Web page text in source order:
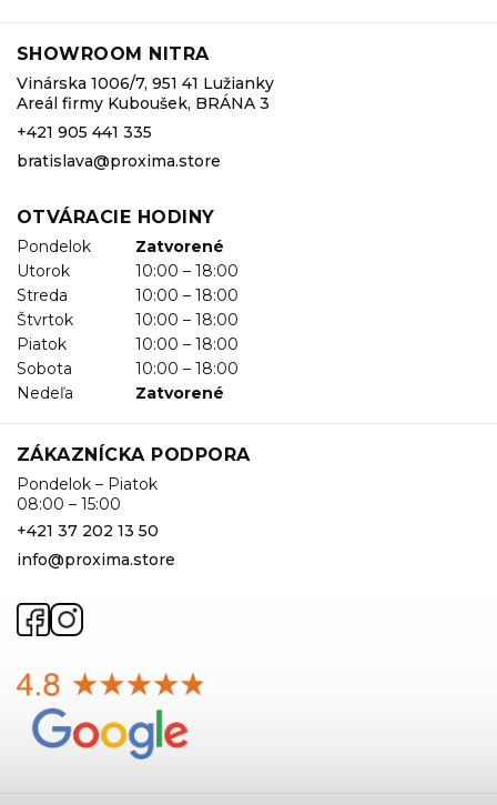
SHOWROOM NITRA
Vinárska 1006/7, 951 41 Lužianky
Areál firmy Kuboušek, BRÁNA 3
+421 905 441 335
bratislava@proxima.store
OTVÁRACIE HODINY
Pondelok
Zatvorené
Utorok
10:00 – 18:00
Streda
10:00 – 18:00
Štvrtok
10:00 – 18:00
Piatok
10:00 – 18:00
Sobota
10:00 – 18:00
Nedeľa
Zatvorené
ZÁKAZNÍCKA PODPORA
Pondelok – Piatok
08:00 – 15:00
+421 37 202 13 50
info@proxima.store